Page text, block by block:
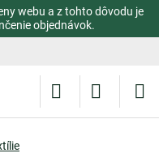
webu a z tohto dôvodu je
objednávok.